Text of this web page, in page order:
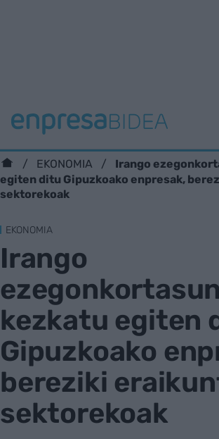
EKONOMIA
Irango
egiten ditu Gipuzkoako enpresak,
sektorekoak
EKONOMIA
Irango
kezkatu egiten
Gipuzkoako
bereziki
sektorekoak